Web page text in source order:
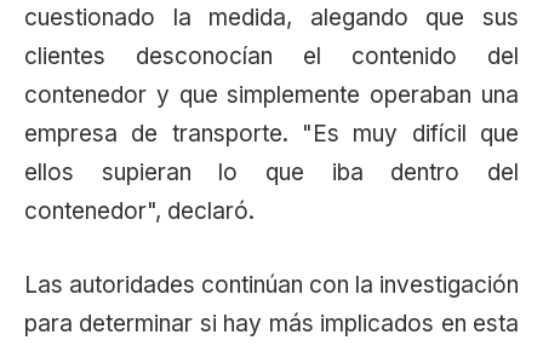
cuestionado la medida, alegando que sus
clientes desconocían el contenido del
contenedor y que simplemente operaban una
empresa de transporte. "Es muy difícil que
ellos supieran lo que iba dentro del
contenedor", declaró.
Las autoridades continúan con la investigación
para determinar si hay más implicados en esta